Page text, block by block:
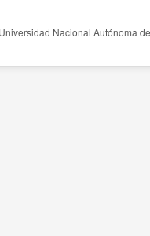
Nacional Autónoma